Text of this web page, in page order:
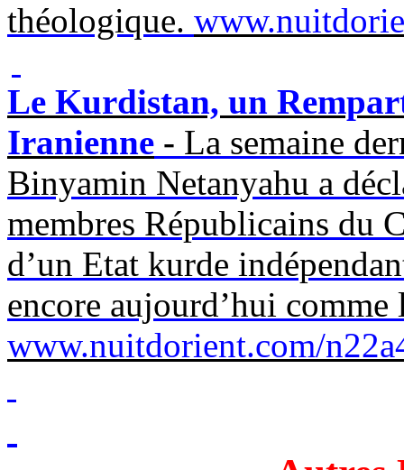
théologique.
Le Kurdistan, un
Iranienne - La semaine
Binyamin Netanyahu a
membres Républicains du
d’un Etat kurde
encore aujourd’hui
www.nuitdorient.com/